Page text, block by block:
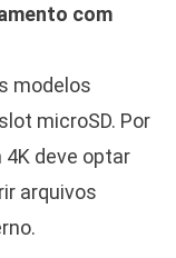
com
modelos
microSD. Por
deve optar
arquivos